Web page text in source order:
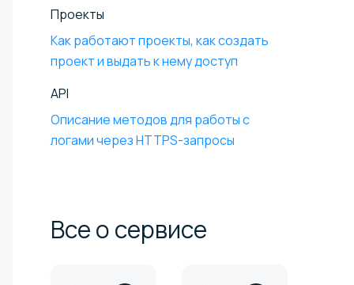
Проекты
Как работают проекты, как создать
проект и выдать к нему доступ
API
Описание методов для работы с
логами через HTTPS-запросы
Все осервисе